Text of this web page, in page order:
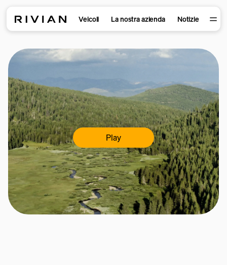
Veicoli La nostra azienda Notizie
Play